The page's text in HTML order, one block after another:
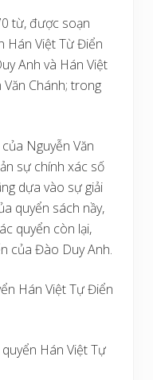
từ, được soạn
Hán Việt Từ Điển
Anh và Hán Việt
Chánh; trong
Nguyễn Văn
sự chính xác số
dựa vào sự giải
quyển sách nầy,
quyển còn lại,
của Đào Duy Anh.
Hán Việt Tự Điển
Hán Việt Tự